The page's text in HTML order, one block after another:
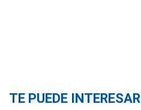
TE PUEDE INTERESAR